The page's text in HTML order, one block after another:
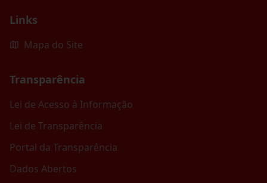
Links
Mapa do Site
Transparência
Lei de Acesso à Informação
Lei de Transparência
Portal da Transparência
Dados Abertos